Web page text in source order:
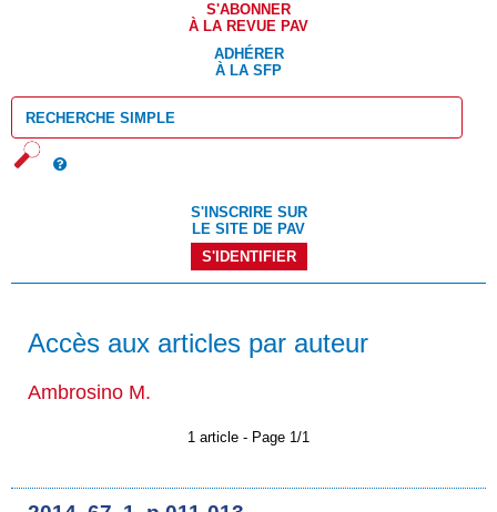
S'ABONNER
À LA REVUE PAV
ADHÉRER
À LA SFP
S'INSCRIRE SUR
LE SITE DE PAV
S'IDENTIFIER
Accès aux articles par auteur
Ambrosino M.
1 article - Page 1/1